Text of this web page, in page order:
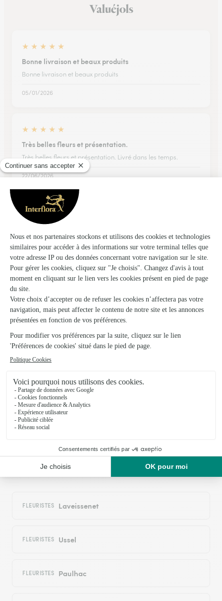
Valuéjols
★ ★ ★ ★ ★
Bonne livraison et beaux produits
Bonne livraison et beaux produits
05/01/2026
★ ★ ★ ★ ★
Très belles fleurs et présentation.
Très belles fleurs et présentation. Livré dans les temps.
22/06/2026
★ ★ ★ ★ ★
Facile d'accès image claire et…
Facile d'accès image claire et proposition de service rapide
28/02/2026
★ ★ ★
Belle composition
Belle composition! (Comme dans le site) Et arrivée comme
convenu. Merci pour tout cela.
Trustpilot Échantillon d'avis clients fourni via Trustpilot.
les avis de la marque Interflora sur Trustpilot
les villes proches couvertes par le réseau
Interflora
FLEURISTES Laveissenet
FLEURISTES Ussel
FLEURISTES Paulhac